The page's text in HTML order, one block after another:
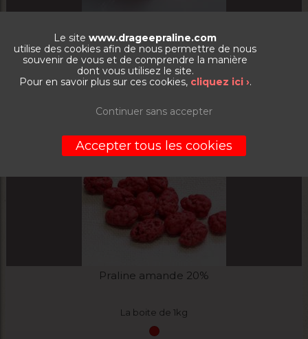
Praline amande concassée 15%
La boite de 1kg
Praline amande 20%
La boite de 1kg
Le site www.drageepraline.com
utilise des cookies afin de nous permettre de nous
souvenir de vous et de comprendre la manière
dont vous utilisez le site.
Pour en savoir plus sur ces cookies, cliquez ici ›.
Continuer sans accepter
Accepter tous les cookies